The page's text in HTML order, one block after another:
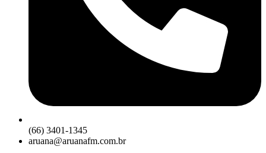
(66) 3401-1345
aruana@aruanafm.com.br